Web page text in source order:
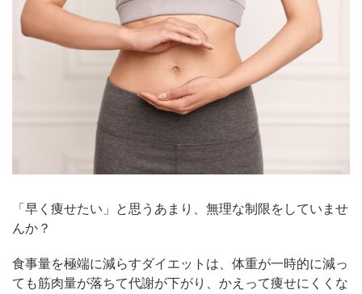
「早く痩せたい」と思うあまり、無理な制限をしていませ
んか？
食事量を極端に減らすダイエットは、体重が一時的に減っ
ても筋肉量が落ちて代謝が下がり、かえって痩せにくくな